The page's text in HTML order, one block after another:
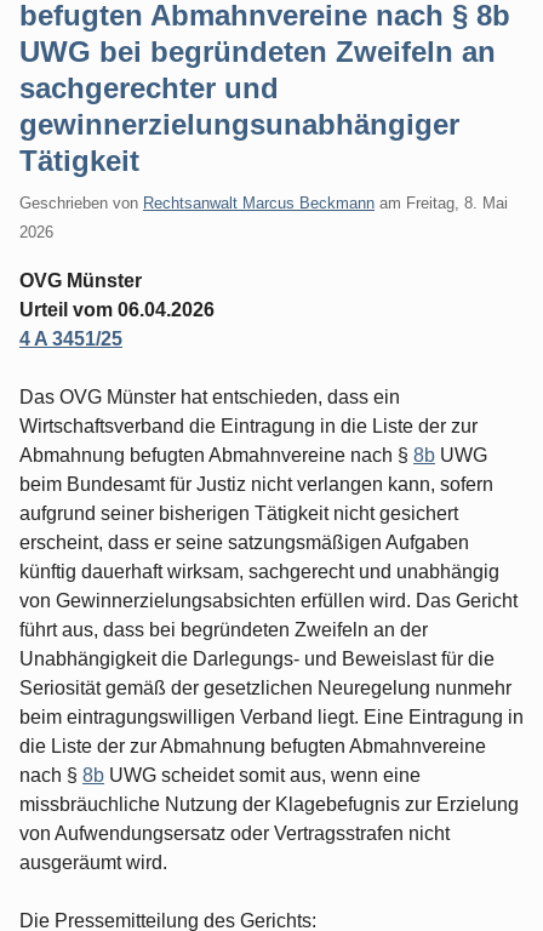
befugten Abmahnvereine nach § 8b
UWG bei begründeten Zweifeln an
sachgerechter und
gewinnerzielungsunabhängiger
Tätigkeit
Geschrieben von Rechtsanwalt Marcus Beckmann am Freitag, 8. Mai
2026
OVG Münster
Urteil vom 06.04.2026
4 A 3451/25
Das OVG Münster hat entschieden, dass ein
Wirtschaftsverband die Eintragung in die Liste der zur
Abmahnung befugten Abmahnvereine nach § 8b UWG
beim Bundesamt für Justiz nicht verlangen kann, sofern
aufgrund seiner bisherigen Tätigkeit nicht gesichert
erscheint, dass er seine satzungsmäßigen Aufgaben
künftig dauerhaft wirksam, sachgerecht und unabhängig
von Gewinnerzielungsabsichten erfüllen wird. Das Gericht
führt aus, dass bei begründeten Zweifeln an der
Unabhängigkeit die Darlegungs- und Beweislast für die
Seriosität gemäß der gesetzlichen Neuregelung nunmehr
beim eintragungswilligen Verband liegt. Eine Eintragung in
die Liste der zur Abmahnung befugten Abmahnvereine
nach § 8b UWG scheidet somit aus, wenn eine
missbräuchliche Nutzung der Klagebefugnis zur Erzielung
von Aufwendungsersatz oder Vertragsstrafen nicht
ausgeräumt wird.
Die Pressemitteilung des Gerichts: